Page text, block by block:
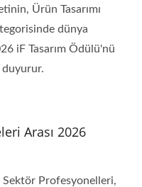
Ürün Tasarımı
dünya
iF Tasarım Ödülü'nü
duyurur.
Arası 2026
Profesyonelleri,